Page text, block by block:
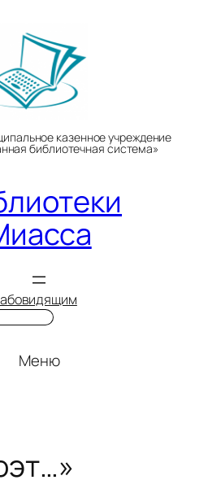
казенное учреждение
библиотечная система»
Меню